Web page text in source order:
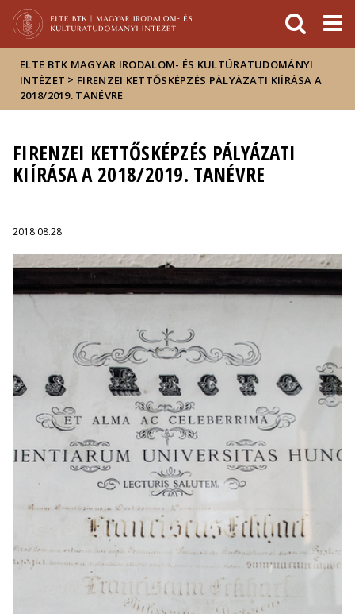
Hírek
Események
ELTE a
sajtóban
ELTE BTK MAGYAR IRODALOM- ÉS KULTÚRATUDOMÁNYI
INTÉZET > FIRENZEI KETTŐSKÉPZÉS PÁLYÁZATI KIÍRÁSA A
2018/2019. TANÉVRE
FIRENZEI KETTŐSKÉPZÉS PÁLYÁZATI
KIÍRÁSA A 2018/2019. TANÉVRE
2018.08.28.